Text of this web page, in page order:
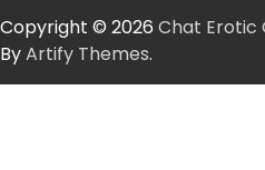
Copyright © 2026 Chat Erotic
ByArtify Themes.